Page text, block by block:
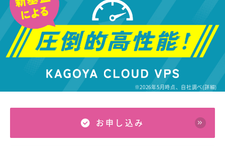
※2026年5月時点、自社調べ(詳細)
お申し込み